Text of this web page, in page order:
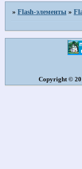
»Flash-элементы »
Copyright ©